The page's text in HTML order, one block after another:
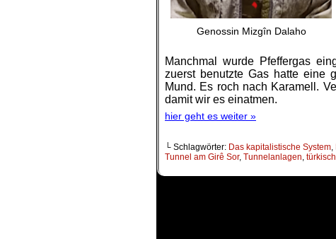
Genossin Mizgîn Dalaho
Manchmal wurde Pfeffergas
zuerst benutzte Gas hatte eine
Mund. Es roch nach Karamell.
damit wir es einatmen.
hier geht es weiter »
└ Schlagwörter: Das kapitalistische System,
Tunnel am Girê Sor, Tunnelanlagen,